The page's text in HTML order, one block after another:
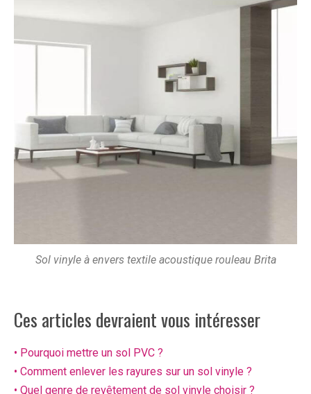
Sol vinyle à envers textile acoustique rouleau Brita
Ces articles devraient vous intéresser
• Pourquoi mettre un sol PVC ?
• Comment enlever les rayures sur un sol vinyle ?
• Quel genre de revêtement de sol vinyle choisir ?